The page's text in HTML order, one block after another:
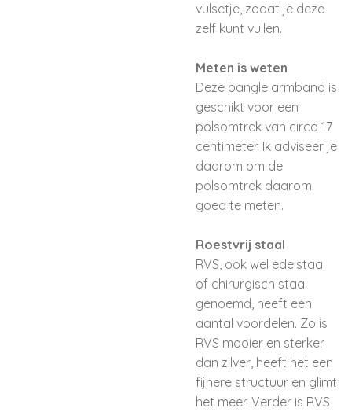
vulsetje, zodat je deze
zelf kunt vullen.
Meten is weten
Deze bangle armband is
geschikt voor een
polsomtrek van circa 17
centimeter. Ik adviseer je
daarom om de
polsomtrek daarom
goed te meten.
Roestvrij staal
RVS, ook wel edelstaal
of chirurgisch staal
genoemd, heeft een
aantal voordelen. Zo is
RVS mooier en sterker
dan zilver, heeft het een
fijnere structuur en glimt
het meer. Verder is RVS